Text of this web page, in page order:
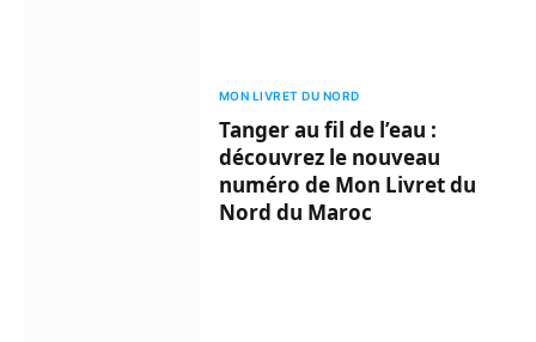
MON LIVRET DU NORD
Tanger au fil de l’eau :
découvrez le nouveau
numéro de Mon Livret du
Nord du Maroc